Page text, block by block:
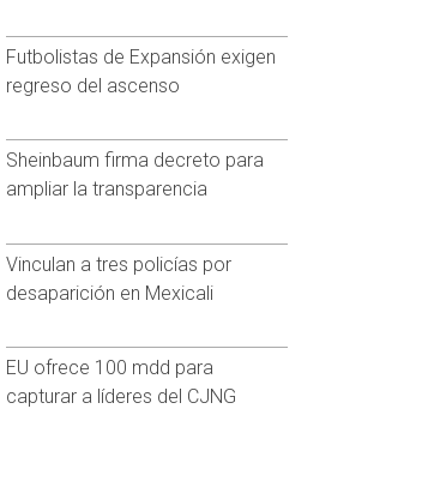
Futbolistas de Expansión exigen
regreso del ascenso
Sheinbaum firma decreto para
ampliar la transparencia
Vinculan a tres policías por
desaparición en Mexicali
EU ofrece 100 mdd para
capturar a líderes del CJNG